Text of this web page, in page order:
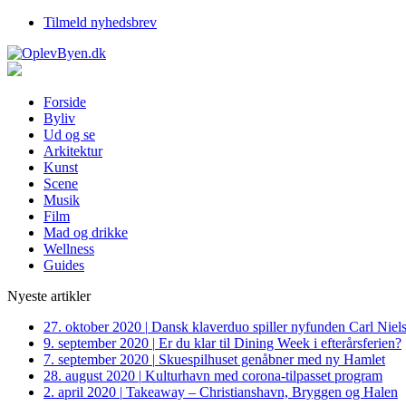
Tilmeld nyhedsbrev
Forside
Byliv
Ud og se
Arkitektur
Kunst
Scene
Musik
Film
Mad og drikke
Wellness
Guides
Nyeste artikler
27. oktober 2020 | Dansk klaverduo spiller nyfunden Carl
9. september 2020 | Er du klar til Dining Week i efterårsferien?
7. september 2020 | Skuespilhuset genåbner med ny Hamlet
28. august 2020 | Kulturhavn med corona-tilpasset program
2. april 2020 | Takeaway – Christianshavn, Bryggen og Halen